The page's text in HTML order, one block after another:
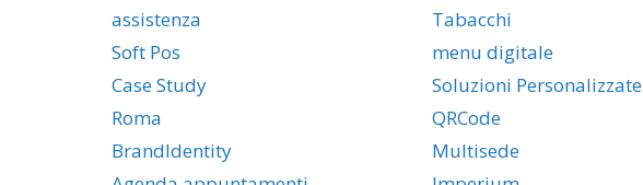
assistenza
Tabacchi
Soft Pos
menu digitale
Case Study
Soluzioni Personalizzate
Roma
QRCode
BrandIdentity
Multisede